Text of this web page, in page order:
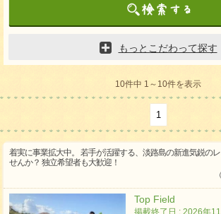
もっとこだわって探す
10件中 1～10件を表示
1
着実に事業拡大中。 若手が活躍する、淡路島の新進気鋭の
せんか？ 独立希望者も大歓迎！
Top Field